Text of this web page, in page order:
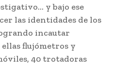
y bajo ese
las identidades de los
incautar
flujómetros y
40 trotadoras